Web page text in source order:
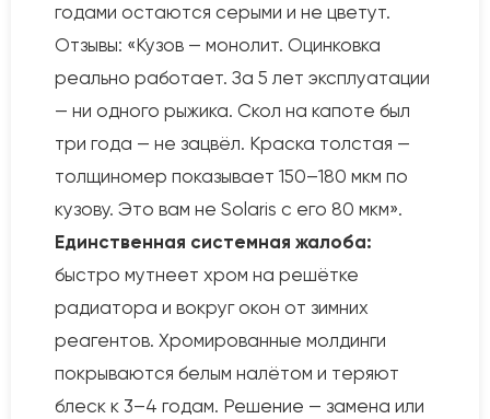
годами остаются серыми и не цветут.
Отзывы: «Кузов — монолит. Оцинковка
реально работает. За 5 лет эксплуатации
— ни одного рыжика. Скол на капоте был
три года — не зацвёл. Краска толстая —
толщиномер показывает 150–180 мкм по
кузову. Это вам не Solaris с его 80 мкм».
Единственная системная жалоба:
быстро мутнеет хром на решётке
радиатора и вокруг окон от зимних
реагентов. Хромированные молдинги
покрываются белым налётом и теряют
блеск к 3–4 годам. Решение — замена или